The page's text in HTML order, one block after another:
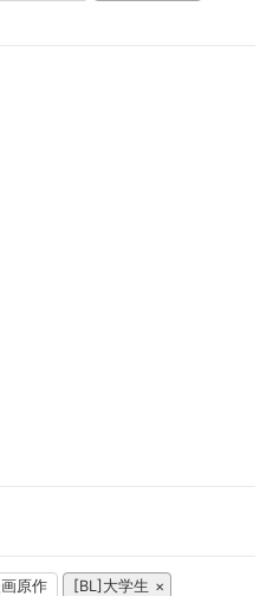
原作
[BL]大学生